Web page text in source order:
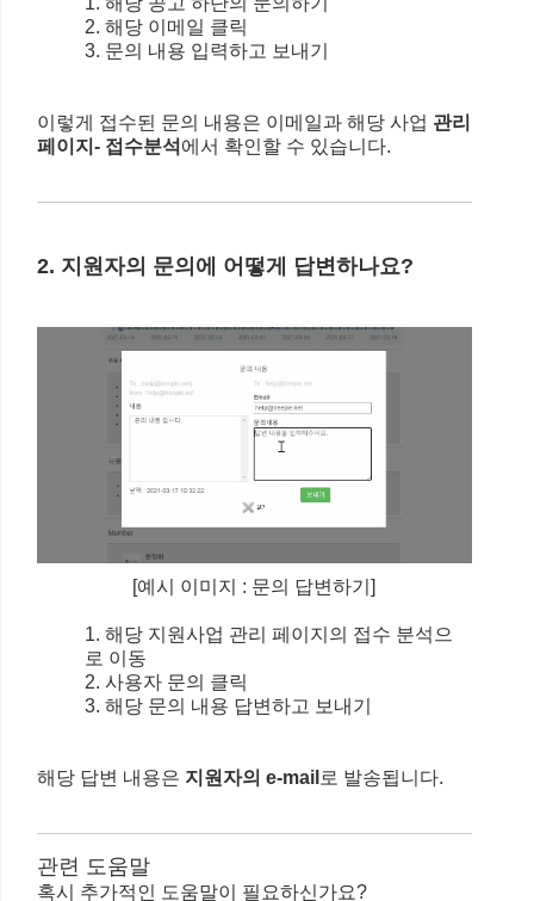
2. 해당 이메일 클릭
3. 문의 내용 입력하고 보내기
이렇게 접수된 문의 내용은 이메일과 해당 사업 관리
페이지- 접수분석 에서 확인할 수 있습니다.
2. 지원자의 문의에 어떻게 답변하나요?
[예시 이미지 : 문의 답변하기]
1. 해당 지원사업 관리 페이지의 접수 분석으
로 이동
2. 사용자 문의 클릭
3. 해당 문의 내용 답변하고 보내기
해당 답변 내용은 지원자의 e-mail 로 발송됩니다.
관련 도움말
혹시 추가적인 도움말이 필요하신가요?